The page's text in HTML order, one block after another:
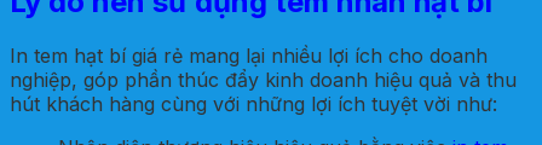
In tem hạt bí giá rẻ mang lại nhiều lợi ích cho doanh
nghiệp, góp phần thúc đẩy kinh doanh hiệu quả và thu
hút khách hàng cùng với những lợi ích tuyệt vời như: